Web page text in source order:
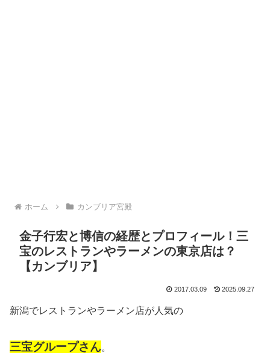
ホーム カンブリア宮殿
金子行宏と博信の経歴とプロフィール！三
宝のレストランやラーメンの東京店は？
【カンブリア】
2017.03.09 2025.09.27
新潟でレストランやラーメン店が人気の
三宝グループさん。